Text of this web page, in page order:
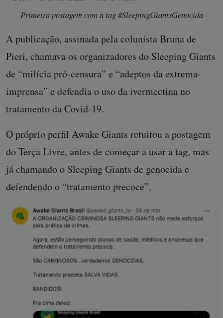
Primeira postagem com a tag #SleepingGiantsGenocida
A publicação, assinada pela colunista Bruna de
Pieri, chamava os organizadores do Sleeping Giants
de “milícia pró-censura” e “adeptos da extrema-
imprensa” e defendia o uso da ivermectina no
tratamento da Covid-19.
O próprio perfil Awake Giants retuitou a postagem
do Terça Livre, antes de começar a usar a tag, mas
já chamando o Sleeping Giants de genocida e
defendendo o “tratamento precoce”.